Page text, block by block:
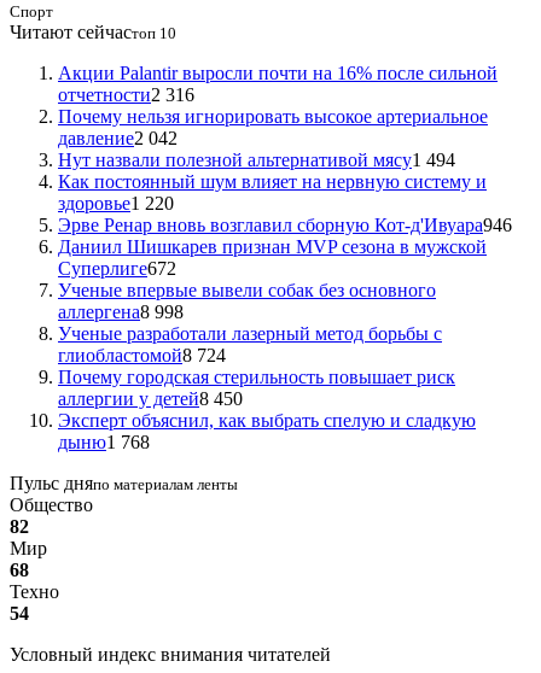
Спорт
Читают сейчастоп 10
Акции Palantir выросли почти на 16% после сильной
отчетности2 316
Почему нельзя игнорировать высокое артериальное
давление2 042
Нут назвали полезной альтернативой мясу1 494
Как постоянный шум влияет на нервную систему и
здоровье1 220
Эрве Ренар вновь возглавил сборную Кот-д'Ивуара946
Даниил Шишкарев признан MVP сезона в мужской
Суперлиге672
Ученые впервые вывели собак без основного
аллергена8 998
Ученые разработали лазерный метод борьбы с
глиобластомой8 724
Почему городская стерильность повышает риск
аллергии у детей8 450
Эксперт объяснил, как выбрать спелую и сладкую
дыню1 768
Пульс дняпо материалам ленты
Общество
82
Мир
68
Техно
54
Условный индекс внимания читателей